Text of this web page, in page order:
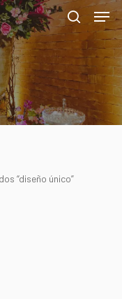
search
Menu
“diseño único”
Close
Filters
Menu